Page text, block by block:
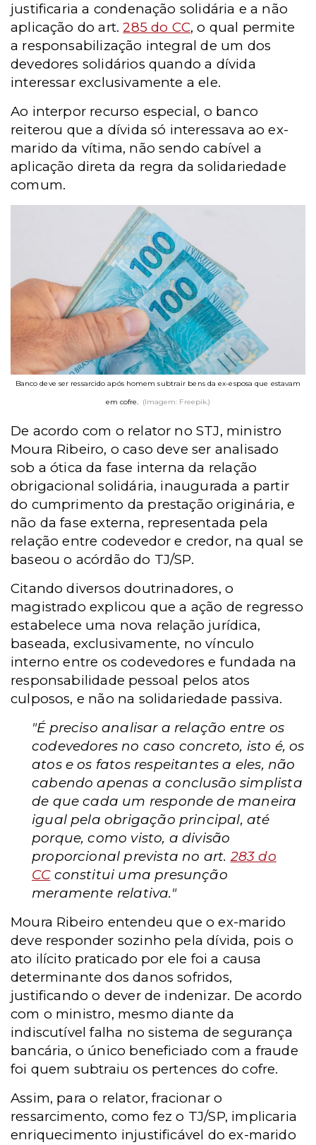
justificaria a condenação solidária e a não
aplicação do art.285 do CC, o qual permite
a responsabilização integral de um dos
devedores solidários quando a dívida
interessar exclusivamente a ele.
Ao interpor recurso especial, o banco
reiterou que a dívida só interessava ao ex-
marido da vítima, não sendo cabível a
aplicação direta da regra da solidariedade
comum.
Banco deve ser ressarcido após homem subtrair bens da ex-esposa que estavam
em cofre. (Imagem: Freepik.)
De acordo com o relator no STJ, ministro
Moura Ribeiro, o caso deve ser analisado
sob a ótica da fase interna da relação
obrigacional solidária, inaugurada a partir
do cumprimento da prestação originária, e
não da fase externa, representada pela
relação entre codevedor e credor, na qual se
baseou o acórdão do TJ/SP.
Citando diversos doutrinadores, o
magistrado explicou que a ação de regresso
estabelece uma nova relação jurídica,
baseada, exclusivamente, no vínculo
interno entre os codevedores e fundada na
responsabilidade pessoal pelos atos
culposos, e não na solidariedade passiva.
"É preciso analisar a relação entre os
codevedores no caso concreto, isto é, os
atos e os fatos respeitantes a eles, não
cabendo apenas a conclusão simplista
de que cada um responde de maneira
igual pela obrigação principal, até
porque, como visto, a divisão
proporcional prevista no art.283 do
CCconstitui uma presunção
meramente relativa."
Moura Ribeiro entendeu que o ex-marido
deve responder sozinho pela dívida, pois o
ato ilícito praticado por ele foi a causa
determinante dos danos sofridos,
justificando o dever de indenizar. De acordo
com o ministro, mesmo diante da
indiscutível falha no sistema de segurança
bancária, o único beneficiado com a fraude
foi quem subtraiu os pertences do cofre.
Assim, para o relator, fracionar o
ressarcimento, como fez o TJ/SP, implicaria
enriquecimento injustificável do ex-marido